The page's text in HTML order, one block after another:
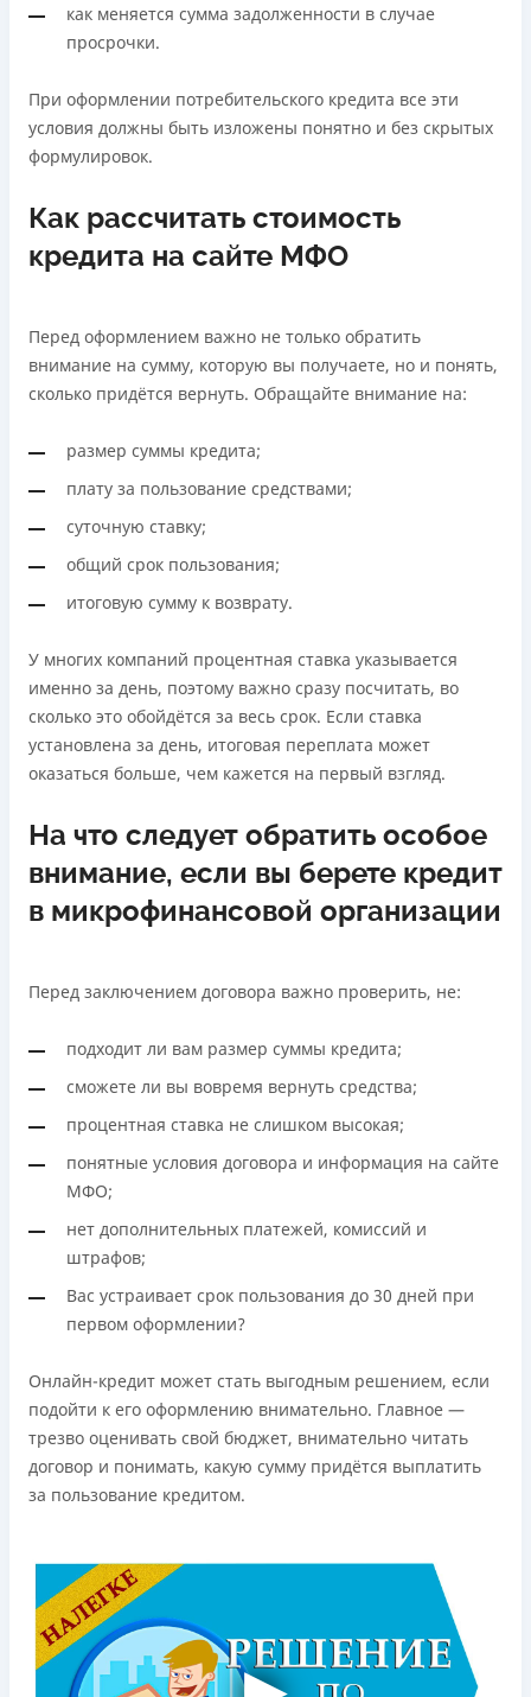
как меняется сумма задолженности в случае
просрочки.
При оформлении потребительского кредита все эти
условия должны быть изложены понятно и без скрытых
формулировок.
Как рассчитать стоимость
кредита на сайте МФО
Перед оформлением важно не только обратить
внимание на сумму, которую вы получаете, но и понять,
сколько придётся вернуть. Обращайте внимание на:
размер суммы кредита;
плату за пользование средствами;
суточную ставку;
общий срок пользования;
итоговую сумму к возврату.
У многих компаний процентная ставка указывается
именно за день, поэтому важно сразу посчитать, во
сколько это обойдётся за весь срок. Если ставка
установлена за день, итоговая переплата может
оказаться больше, чем кажется на первый взгляд.
На что следует обратить особое
внимание, если вы берете кредит
в микрофинансовой организации
Перед заключением договора важно проверить, не:
подходит ли вам размер суммы кредита;
сможете ли вы вовремя вернуть средства;
процентная ставка не слишком высокая;
понятные условия договора и информация на сайте
МФО;
нет дополнительных платежей, комиссий и
штрафов;
Вас устраивает срок пользования до 30 дней при
первом оформлении?
Онлайн-кредит может стать выгодным решением, если
подойти к его оформлению внимательно. Главное —
трезво оценивать свой бюджет, внимательно читать
договор и понимать, какую сумму придётся выплатить
за пользование кредитом.